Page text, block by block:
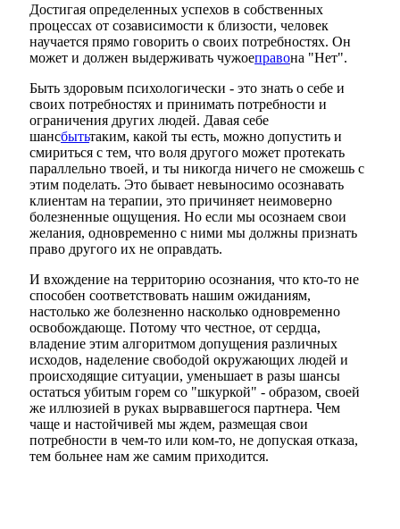
Достигая определенных успехов в собственных
процессах от созависимости к близости, человек
научается прямо говорить о своих потребностях. Он
может и должен выдерживать чужоеправона "Нет".
Быть здоровым психологически - это знать о себе и
своих потребностях и принимать потребности и
ограничения других людей. Давая себе
шансбытьтаким, какой ты есть, можно допустить и
смириться с тем, что воля другого может протекать
параллельно твоей, и ты никогда ничего не сможешь с
этим поделать. Это бывает невыносимо осознавать
клиентам на терапии, это причиняет неимоверно
болезненные ощущения. Но если мы осознаем свои
желания, одновременно с ними мы должны признать
право другого их не оправдать.
И вхождение на территорию осознания, что кто-то не
способен соответствовать нашим ожиданиям,
настолько же болезненно насколько одновременно
освобождающе. Потому что честное, от сердца,
владение этим алгоритмом допущения различных
исходов, наделение свободой окружающих людей и
происходящие ситуации, уменьшает в разы шансы
остаться убитым горем со "шкуркой" - образом, своей
же иллюзией в руках вырвавшегося партнера. Чем
чаще и настойчивей мы ждем, размещая свои
потребности в чем-то или ком-то, не допуская отказа,
тем больнее нам же самим приходится.